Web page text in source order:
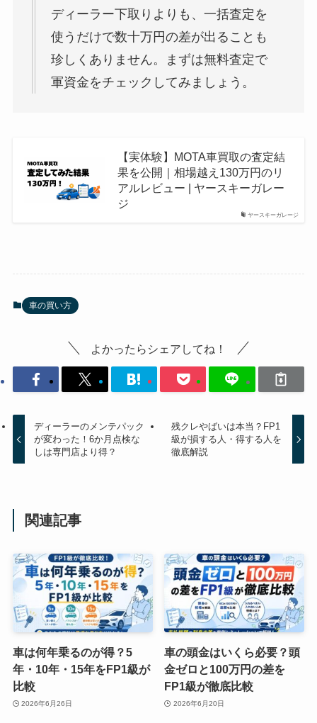
ディーラー下取りよりも、一括査定を
使うだけで数十万円の差が出ることも
珍しくありません。まずは無料査定で
軍資金をチェックしてみましょう。
ヤースキーガレージ
【実体験】MOTA車買取の査定結
果を公開｜相場越え130万円のリ
アルレビュー | ヤースキーガレー
ジ
車の買い方
よかったらシェアしてね！
ディーラーのメンテパック
が変わった！6か月点検な
しは専門店より得？
残クレやばいは本当？FP1
級が損する人・得する人を
徹底解説
関連記事
車は何年乗るのが得？5
年・10年・15年をFP1級が
比較
2026年6月26日
車の頭金はいくら必要？頭
金ゼロと100万円の差を
FP1級が徹底比較
2026年6月20日